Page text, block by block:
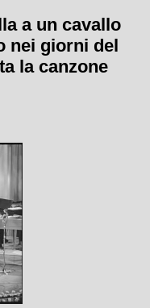
a un cavallo
nei giorni del
la canzone